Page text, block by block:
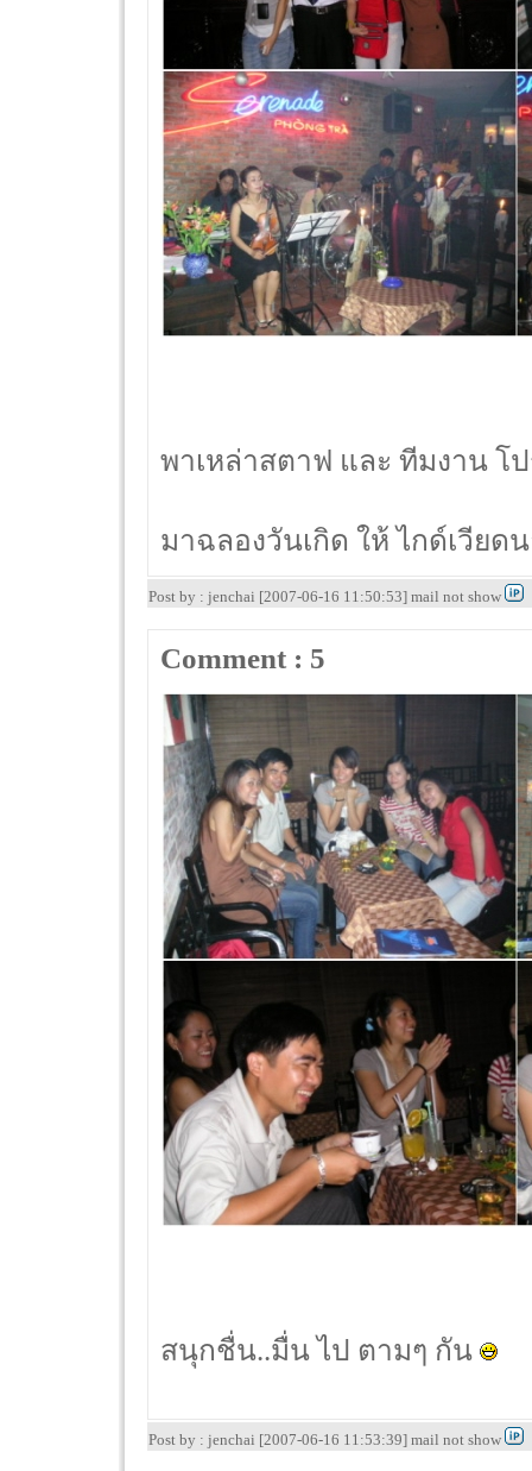
พาเหล่าสตาฟ และ ทีมงาน โ
มาฉลองวันเกิด ให้ ไกด์เวีย
Post by : jenchai [2007-06-16 11:50:53] mail not show
Comment : 5
สนุกชื่น..มื่น ไป ตามๆ กัน
Post by : jenchai [2007-06-16 11:53:39] mail not show